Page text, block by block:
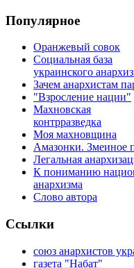
Популярное
Оранжевый совок
Социальная база
украинского
Зачем анархистам
"Взросление нации"
Махновская
контрразведка
Моя махновщина
Амазонки. Змеиное
Легальная
К пониманию
анархизма
Слово автора
Ссылки
союз анархистов
газета "Набат"